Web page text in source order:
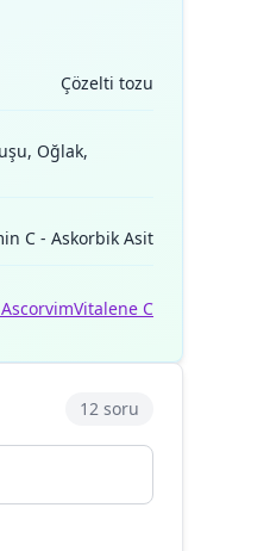
Çözelti tozu
Oğlak,
C - Askorbik Asit
Vitalene C
12 soru